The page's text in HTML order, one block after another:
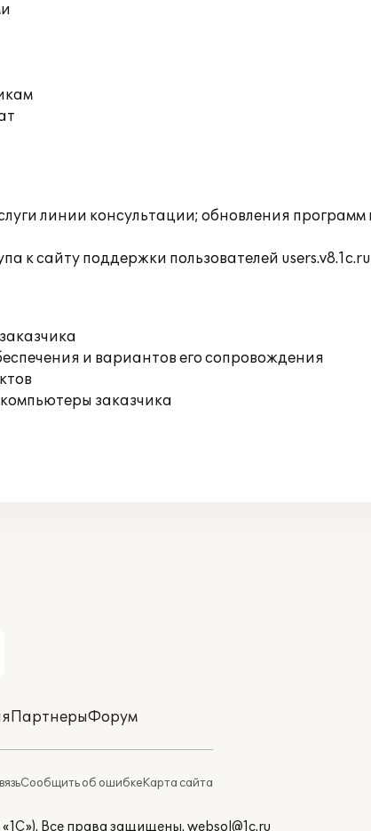
линии консультации; обновления
к сайту поддержки пользователей users.v8.1c.ru
и вариантов его сопровождения
заказчика
ПартнерыФорум
Сообщить об ошибкеКарта сайта
Все права защищены. websol@1c.ru